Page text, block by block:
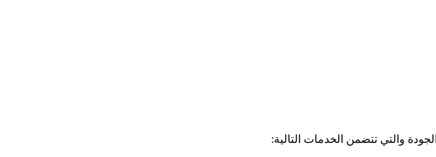
والتي تتضمن الخدمات التالية: